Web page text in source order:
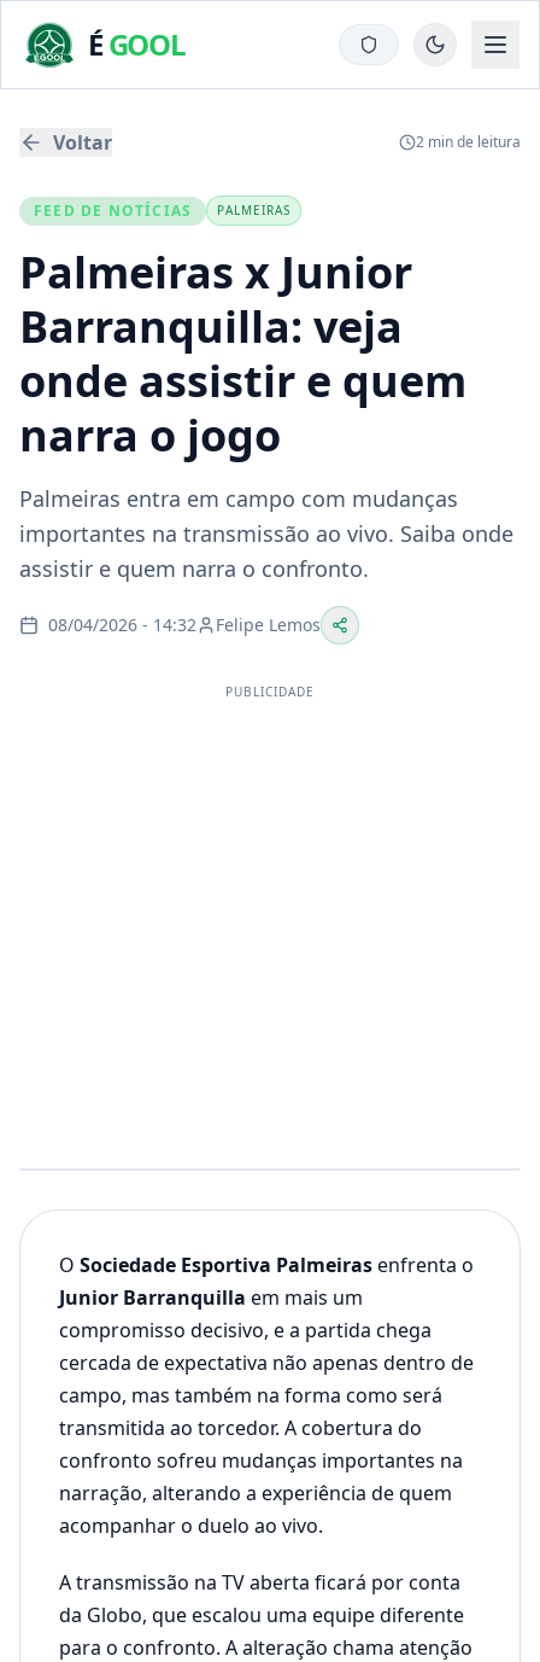
ÉGOOL
Voltar 2 min de leitura
FEED DE NOTÍCIAS PALMEIRAS
Palmeiras x Junior
Barranquilla: veja
onde assistir e quem
narra o jogo
Palmeiras entra em campo com mudanças
importantes na transmissão ao vivo. Saiba onde
assistir e quem narra o confronto.
08/04/2026 - 14:32 Felipe Lemos
PUBLICIDADE
O Sociedade Esportiva Palmeirasenfrenta o
Junior Barranquilla em mais um
compromisso decisivo, e a partida chega
cercada de expectativa não apenas dentro de
campo, mas também na forma como será
transmitida ao torcedor. A cobertura do
confronto sofreu mudanças importantes na
narração, alterando a experiência de quem
acompanhar o duelo ao vivo.
A transmissão na TV aberta ficará por conta
da Globo, que escalou uma equipe diferente
para o confronto. A alteração chama atenção